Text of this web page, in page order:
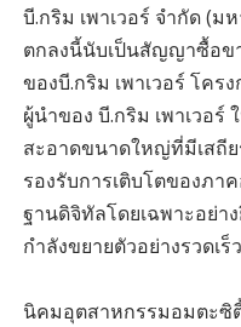
บี.กริม เพาเวอร์ จำกัด (ม
ตกลงนี้นับเป็นสัญญาซื้อข
ของบี.กริม เพาเวอร์ โค
ผู้นำของ บี.กริม เพาเวอ
สะอาดขนาดใหญ่ที่มีเสถี
รองรับการเติบโตของภา
ฐานดิจิทัลโดยเฉพาะอย่า
กำลังขยายตัวอย่างรวดเร็ว
นิคมอุตสาหกรรมอมตะซิ